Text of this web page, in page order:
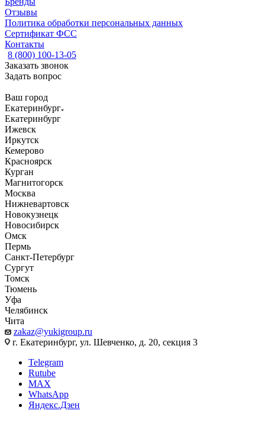
Отзывы
Политика обработки персональных данных
Сертификат ФСС
Контакты
8 (800) 100-13-05
Заказать звонок
Задать вопрос
Ваш город
Екатеринбург
Екатеринбург
Ижевск
Иркутск
Кемерово
Красноярск
Курган
Магнитогорск
Москва
Нижневартовск
Новокузнецк
Новосибирск
Омск
Пермь
Санкт-Петербург
Сургут
Томск
Тюмень
Уфа
Челябинск
Чита
zakaz@yukigroup.ru
г. Екатеринбург, ул. Шевченко, д. 20, секция 3
Telegram
Rutube
MAX
WhatsApp
Яндекс.Дзен